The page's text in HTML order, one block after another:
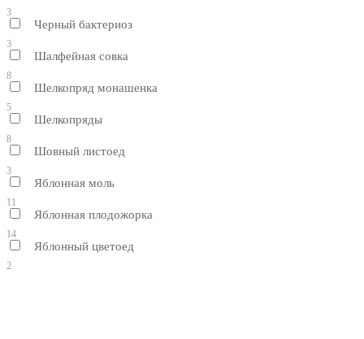
3
Черный бактериоз
3
Шалфейная совка
8
Шелкопряд монашенка
5
Шелкопряды
8
Шовный листоед
3
Яблонная моль
11
Яблонная плодожорка
14
Яблонный цветоед
2